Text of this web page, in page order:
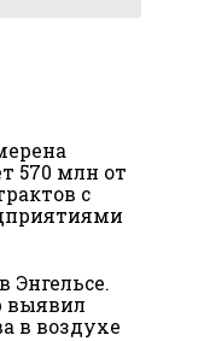
570 млн от
с
Энгельсе.
выявил
в воздухе